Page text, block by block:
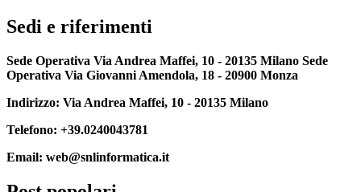
Sedi e riferimenti
Sede Operativa Via Andrea Maffei, 10 - 20135 Milano Sede
Operativa Via Giovanni Amendola, 18 - 20900 Monza
Indirizzo: Via Andrea Maffei, 10 - 20135 Milano
Telefono: +39.0240043781
Email: web@snlinformatica.it